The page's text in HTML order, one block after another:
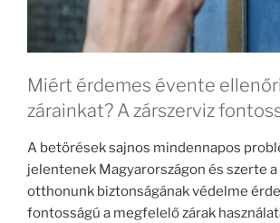
Miért érdemes évente
zárainkat? A zárszerviz
A betörések sajnos mindennapos
jelentenek Magyarországon és szerte a
otthonunk biztonságának védelme
fontosságú a megfelelő zárak